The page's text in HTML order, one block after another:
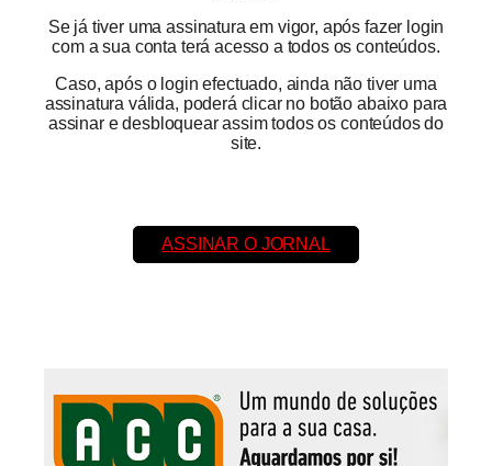
Se já tiver uma assinatura em vigor, após fazer login
com a sua conta terá acesso a todos os conteúdos.
Caso, após o login efectuado, ainda não tiver uma
assinatura válida, poderá clicar no botão abaixo para
assinar e desbloquear assim todos os conteúdos do
site.
ASSINAR O JORNAL